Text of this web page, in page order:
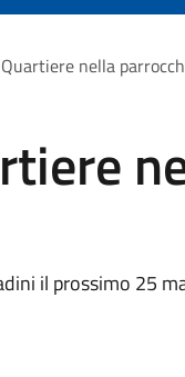
nella
il prossimo 25